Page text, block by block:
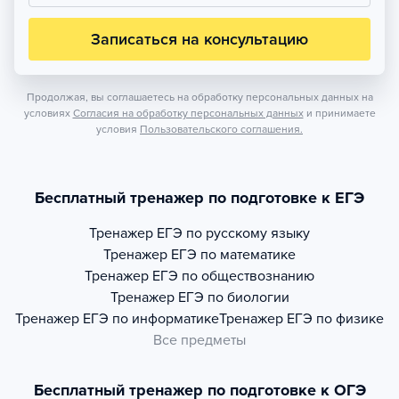
Записаться на консультацию
Продолжая, вы соглашаетесь на обработку персональных данных на
условиях Согласия на обработку персональных данных и принимаете
условия Пользовательского соглашения.
Бесплатный тренажер по подготовке к ЕГЭ
Тренажер ЕГЭ по русскому языку
Тренажер ЕГЭ по математике
Тренажер ЕГЭ по обществознанию
Тренажер ЕГЭ по биологии
Тренажер ЕГЭ по информатикеТренажер ЕГЭ по физике
Все предметы
Бесплатный тренажер по подготовке к ОГЭ